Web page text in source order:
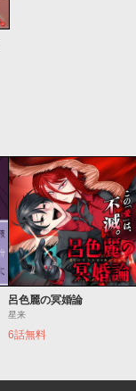
呂色麗の冥婚論
星来
6話無料